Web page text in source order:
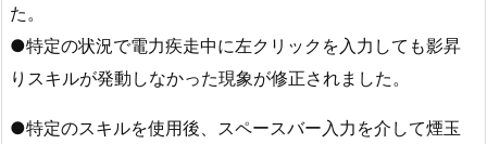
た。
●特定の状況で電力疾走中に左クリックを入力しても影昇
りスキルが発動しなかった現象が修正されました。
●特定のスキルを使用後、スペースバー入力を介して煙玉